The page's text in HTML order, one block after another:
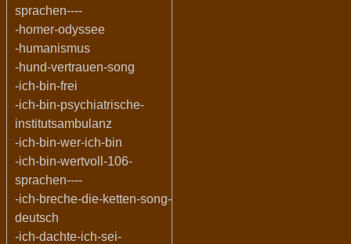
sprachen----
-homer-odyssee
-humanismus
-hund-vertrauen-song
-ich-bin-frei
-ich-bin-psychiatrische-
institutsambulanz
-ich-bin-wer-ich-bin
-ich-bin-wertvoll-106-
sprachen----
-ich-breche-die-ketten-song-
deutsch
-ich-dachte-ich-sei-